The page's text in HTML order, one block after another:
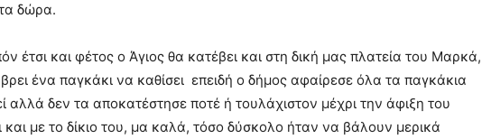
δώρα.
έτσι και φέτος ο Άγιος θα κατέβει και στη δική μας πλατεία του Μαρκά,
ένα παγκάκι να καθίσει επειδή ο δήμος αφαίρεσε όλα τα παγκάκια
αλλά δεν τα αποκατέστησε ποτέ ή τουλάχιστον μέχρι την άφιξη του
με το δίκιο του, μα καλά, τόσο δύσκολο ήταν να βάλουν μερικά